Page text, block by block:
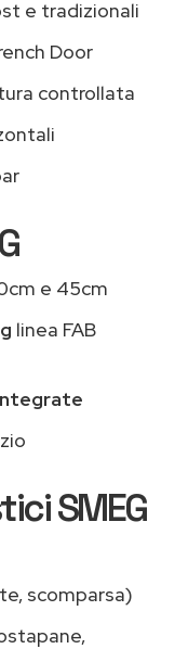
e tradizionali
Door
controllata
e 45cm
linea FAB
SMEG
scomparsa)